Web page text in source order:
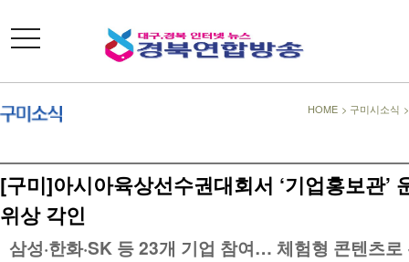
toggle
navigation
HOME > 구미시소식
[구미]아시아육상선수권대회서 ‘기업홍보관’
위상 각인
삼성·한화·SK 등 23개 기업 참여… 체험형 콘텐츠